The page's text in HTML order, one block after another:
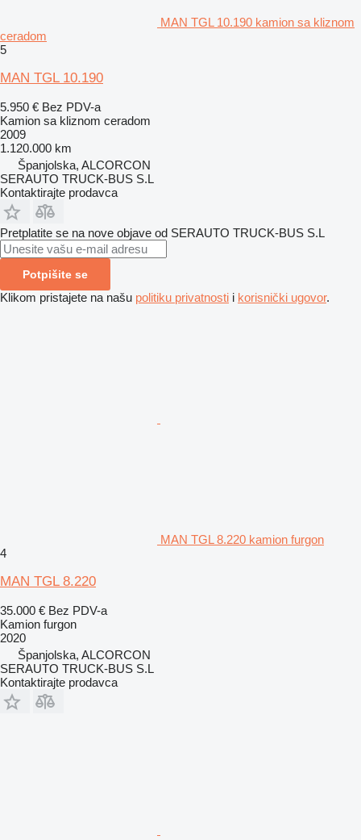
MAN TGL 10.190 kamion sa kliznom
ceradom
5
MAN TGL 10.190
5.950 € Bez PDV-a
Kamion sa kliznom ceradom
2009
1.120.000 km
Španjolska, ALCORCON
SERAUTO TRUCK-BUS S.L
Kontaktirajte prodavca
Pretplatite se na nove objave od SERAUTO TRUCK-BUS S.L
Potpišite se
Klikom pristajete na našu politiku privatnosti i korisnički ugovor.
MAN TGL 8.220 kamion furgon
4
MAN TGL 8.220
35.000 € Bez PDV-a
Kamion furgon
2020
Španjolska, ALCORCON
SERAUTO TRUCK-BUS S.L
Kontaktirajte prodavca